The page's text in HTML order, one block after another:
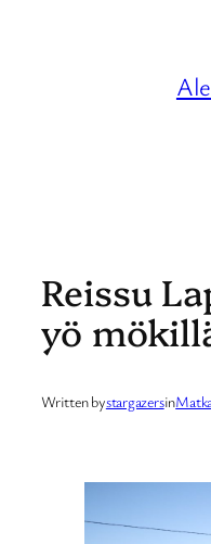
Reissu
yö
Written bystargazersin